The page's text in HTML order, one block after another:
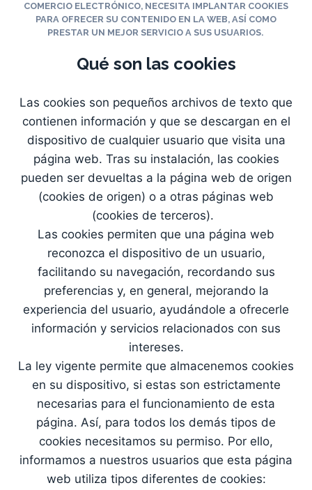
COMERCIO ELECTRÓNICO, NECESITA IMPLANTAR COOKIES
PARA OFRECER SU CONTENIDO EN LA WEB, ASÍ COMO
PRESTAR UN MEJOR SERVICIO A SUS USUARIOS.
Qué son las cookies
Las cookies son pequeños archivos de texto que
contienen información y que se descargan en el
dispositivo de cualquier usuario que visita una
página web. Tras su instalación, las cookies
pueden ser devueltas a la página web de origen
(cookies de origen) o a otras páginas web
(cookies de terceros).
Las cookies permiten que una página web
reconozca el dispositivo de un usuario,
facilitando su navegación, recordando sus
preferencias y, en general, mejorando la
experiencia del usuario, ayudándole a ofrecerle
información y servicios relacionados con sus
intereses.
La ley vigente permite que almacenemos cookies
en su dispositivo, si estas son estrictamente
necesarias para el funcionamiento de esta
página. Así, para todos los demás tipos de
cookies necesitamos su permiso. Por ello,
informamos a nuestros usuarios que esta página
web utiliza tipos diferentes de cookies: